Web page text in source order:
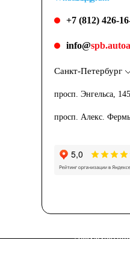
2.3
17 18
AGM
АКБ для
+7 (812) 426-
info@
Санкт-Петербург
просп. Энгельса,
просп. Алекс.